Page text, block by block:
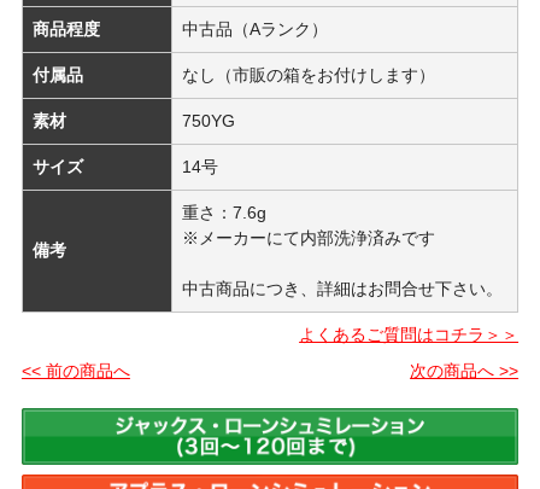
商品程度 中古品（Aランク）
付属品 なし（市販の箱をお付けします）
素材 750YG
サイズ 14号
備考
重さ：7.6g
※メーカーにて内部洗浄済みです
中古商品につき、詳細はお問合せ下さい。
よくあるご質問はコチラ＞＞
<< 前の商品へ
次の商品へ >>